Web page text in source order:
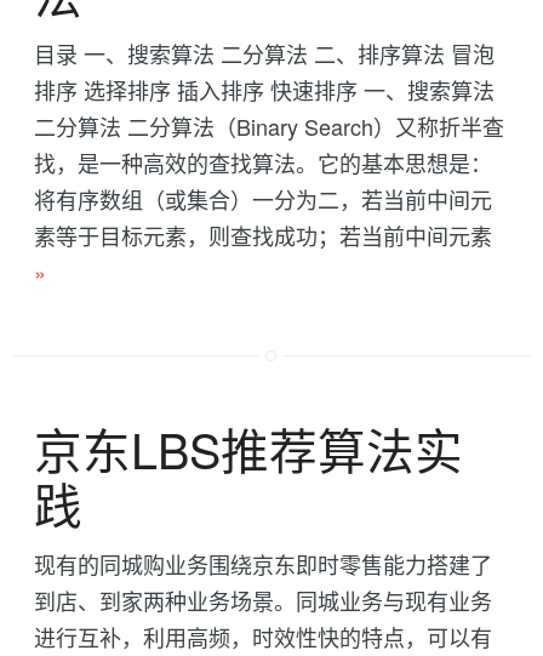
目录 一、搜索算法 二分算法 二、排序算法 冒泡
排序 选择排序 插入排序 快速排序 一、搜索算法
二分算法 二分算法（Binary Search）又称折半查
找，是一种高效的查找算法。它的基本思想是：
将有序数组（或集合）一分为二，若当前中间元
素等于目标元素，则查找成功；若当前中间元素
»
京东LBS推荐算法实
践
现有的同城购业务围绕京东即时零售能力搭建了
到店、到家两种业务场景。同城业务与现有业务
进行互补，利用高频，时效性快的特点，可以有